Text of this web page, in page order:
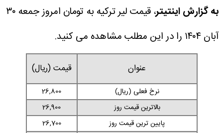
به گزارش اینتیتر
، قیمت لیر ترکیه به تومان امروز جمعه ۳۰
آبان ۱۴۰۴ را در این مطلب مشاهده می کنید.
عنوان قیمت (ریال)
نرخ فعلی (ریال)
26,800
بالاترین قیمت روز
26,900
پایین ترین قیمت روز
26,700